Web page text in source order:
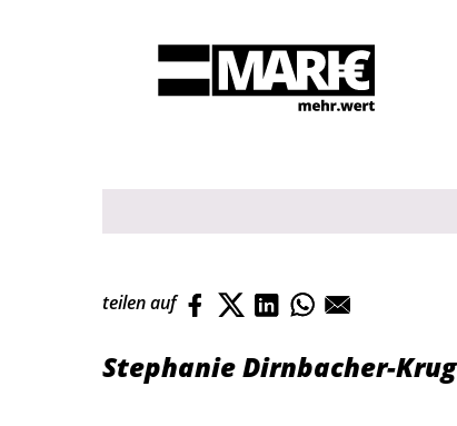
Suche
teilen auf
Stephanie Dirnbacher-Krug